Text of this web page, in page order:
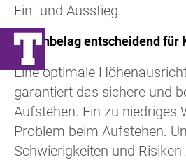
Ein- und Ausstieg.
Bodenbelag entscheidend für
Eine optimale
garantiert das sichere und
Aufstehen. Ein zu niedriges
Problem beim Aufstehen.
Schwierigkeiten und Risiken